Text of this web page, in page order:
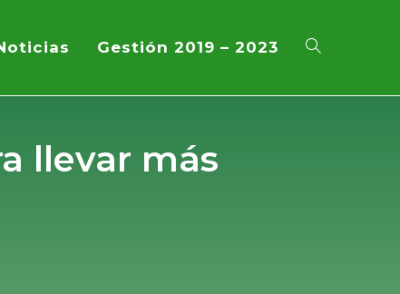
Gestión 2019 – 2023
llevar más